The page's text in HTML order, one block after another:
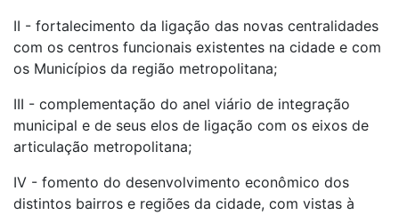
II - fortalecimento da ligação das novas centralidades
com os centros funcionais existentes na cidade e com
os Municípios da região metropolitana;
III - complementação do anel viário de integração
municipal e de seus elos de ligação com os eixos de
articulação metropolitana;
IV - fomento do desenvolvimento econômico dos
distintos bairros e regiões da cidade, com vistas à